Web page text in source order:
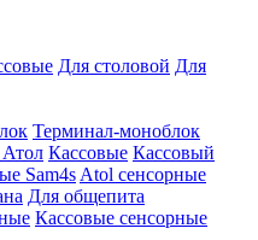
Для столовой Для
Терминал-моноблок
Атол Кассовые Кассовый
Sam4s Atol сенсорные
Для общепита
Кассовые сенсорные